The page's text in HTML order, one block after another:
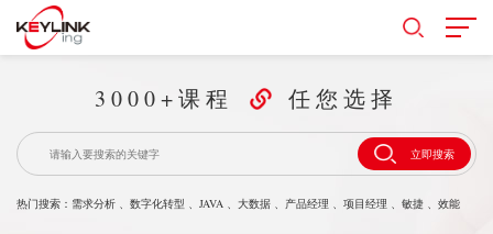
3000+课程 任您选择
立即搜索
热门搜索： 需求分析 、 数字化转型 、 JAVA 、 大数据 、 产品经理 、 项目经理 、 敏捷 、 效能